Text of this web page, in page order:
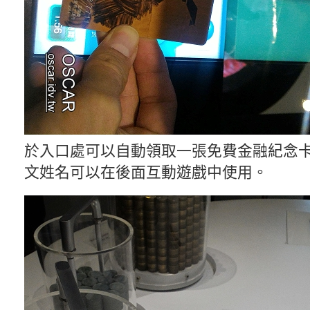
於入口處可以自動領取一張免費金融紀念
文姓名可以在後面互動遊戲中使用。